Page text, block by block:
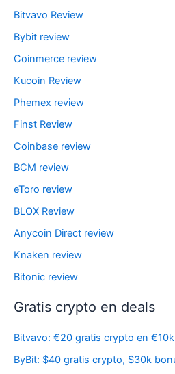
Bitvavo Review
Bybit review
Coinmerce review
Kucoin Review
Phemex review
Finst Review
Coinbase review
BCM review
eToro review
BLOX Review
Anycoin Direct review
Knaken review
Bitonic review
Gratis crypto en deals
Bitvavo: €20 gratis crypto en
ByBit: $40 gratis crypto, $30k